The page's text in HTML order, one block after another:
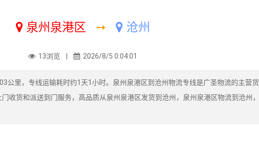
泉州泉港区 ➙ 沧州
13浏览 | 2026/8/5 0:04:01
里，专线运输耗时约1天1小时。泉州泉港区到沧州物流专线是广圣物流的主营货
收货和派送到门服务，高品质从泉州泉港区发货到沧州，泉州泉港区物流到沧州